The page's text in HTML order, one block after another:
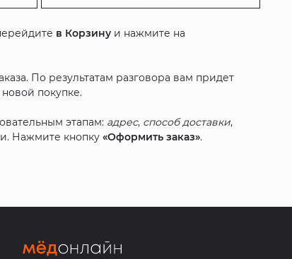
в Корзину и нажмите на
По результатам разговора вам придет
покупке.
этапам: адрес, способ доставки,
Нажмите кнопку«Оформить заказ».